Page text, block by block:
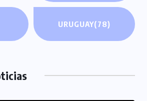
URUGUAY(78)